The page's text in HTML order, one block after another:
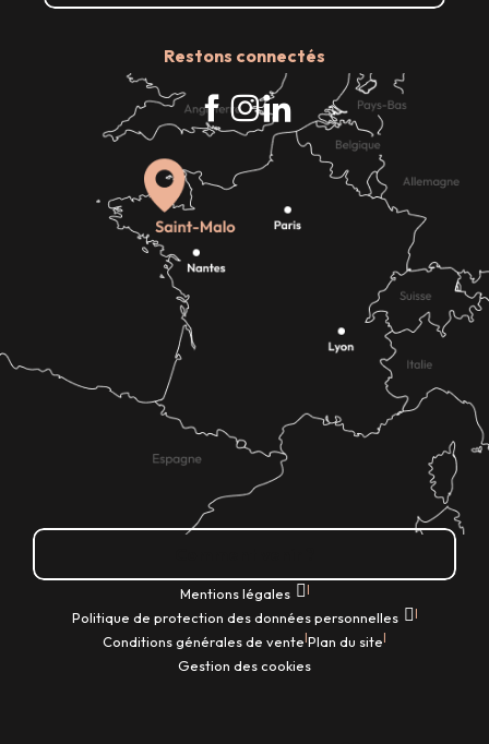
Restons connectés
Mentions légales |
Politique de protection des données personnelles |
Conditions générales de vente|Plan du site|
Gestion des cookies